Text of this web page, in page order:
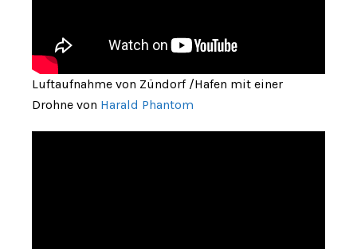
Luftaufnahme von Zündorf /Hafen mit einer
Drohne von Harald Phantom